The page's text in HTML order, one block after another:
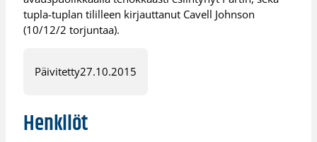
tupla-tuplan tililleen kirjauttanut Cavell Johnson
(10/12/2 torjuntaa).
Päivitetty27.10.2015
Henkilöt